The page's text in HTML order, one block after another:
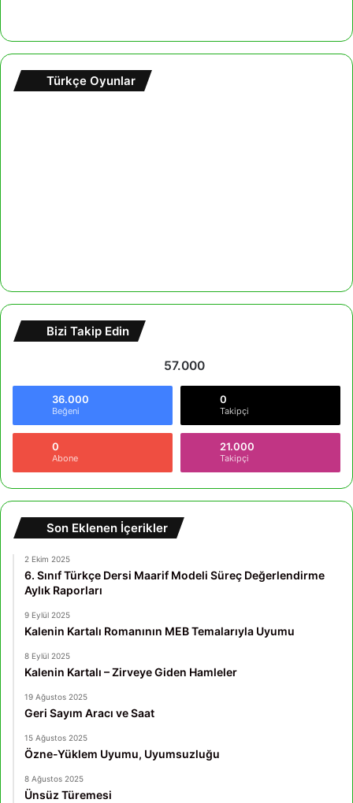
Türkçe Oyunlar
Bizi Takip Edin
57.000
36.000
Beğeni
0
Takipçi
0
Abone
21.000
Takipçi
Son Eklenen İçerikler
2 Ekim 2025
6. Sınıf Türkçe Dersi Maarif Modeli Süreç Değerlendirme
Aylık Raporları
9 Eylül 2025
Kalenin Kartalı Romanının MEB Temalarıyla Uyumu
8 Eylül 2025
Kalenin Kartalı – Zirveye Giden Hamleler
19 Ağustos 2025
Geri Sayım Aracı ve Saat
15 Ağustos 2025
Özne-Yüklem Uyumu, Uyumsuzluğu
8 Ağustos 2025
Ünsüz Türemesi